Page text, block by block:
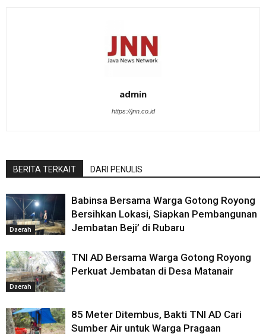
admin
https://jnn.co.id
BERITA TERKAIT DARI PENULIS
Daerah
Babinsa Bersama Warga Gotong Royong
Bersihkan Lokasi, Siapkan Pembangunan
Jembatan Beji’ di Rubaru
Daerah
TNI AD Bersama Warga Gotong Royong
Perkuat Jembatan di Desa Matanair
85 Meter Ditembus, Bakti TNI AD Cari
Sumber Air untuk Warga Pragaan